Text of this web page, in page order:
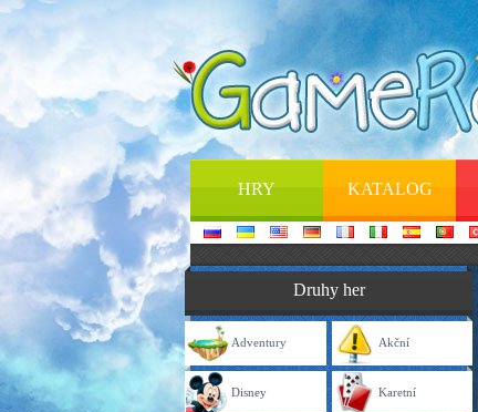
HRY KATALOG
Druhy her
Adventury Akční
Disney Karetní